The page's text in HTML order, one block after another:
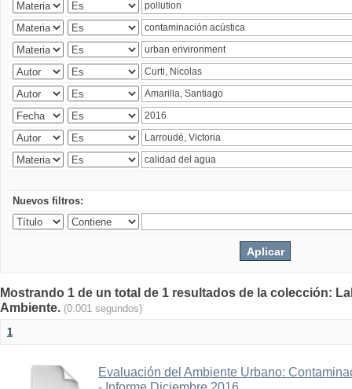
Nuevos filtros:
Mostrando 1 de un total de 1 resultados de la colección:
Ambiente. (0.001 segundos)
1
Evaluación del Ambiente Urbano: